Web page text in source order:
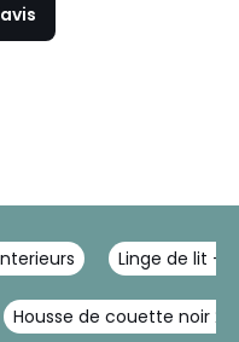
Linge de lit -
Housse de couette noir